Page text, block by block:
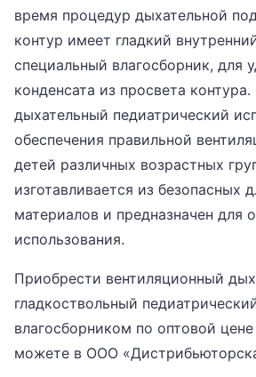
время процедур дыхательной
контур имеет гладкий
специальный влагосборник, для
конденсата из просвета контура.
дыхательный педиатрический
обеспечения правильной
детей различных возрастных
изготавливается из безопасных
материалов и предназначен для
использования.
Приобрести вентиляционный
гладкоствольный
влагосборником по оптовой
можете в ООО